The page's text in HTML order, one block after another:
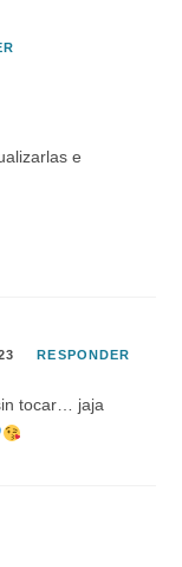
e
RESPONDER
tocar… jaja